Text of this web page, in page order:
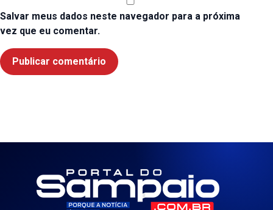
Salvar meus dados neste navegador para a próxima
vez que eu comentar.